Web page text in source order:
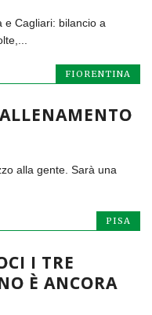
e Cagliari: bilancio a
FIORENTINA
alla gente. Sarà una
PISA
I TRE
È ANCORA